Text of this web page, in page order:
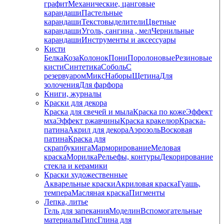
графитМеханические, цанговые
карандашиПастельные
карандашиТекстовыделителиЦветные
карандашиУголь, сангина , мелЧернильные
карандашиИнструменты и аксессуары
Кисти
БелкаКозаКолонокПониПоролоновыеРезиновые
кистиСинтетикаСобольС
резервуаромМиксНаборыЩетинаДля
золоченияДля фарфора
Книги, журналы
Краски для декора
Краска для свечей и мылаКраска по кожеЭффект
мхаЭффект ржавчиныКраска кракелюрКраска-
патинаАкрил для декораАэрозольВосковая
патинаКраска для
скрапбукингаМарморированиеМеловая
краскаМорилкаРельефы, контурыДекорирование
стекла и керамики
Краски художественные
Акварельные краскиАкриловая краскаГуашь,
темпераМасляная краскаПигменты
Лепка, литье
Гель для запеканияМоделинВспомогательные
материалыГипсГлина для